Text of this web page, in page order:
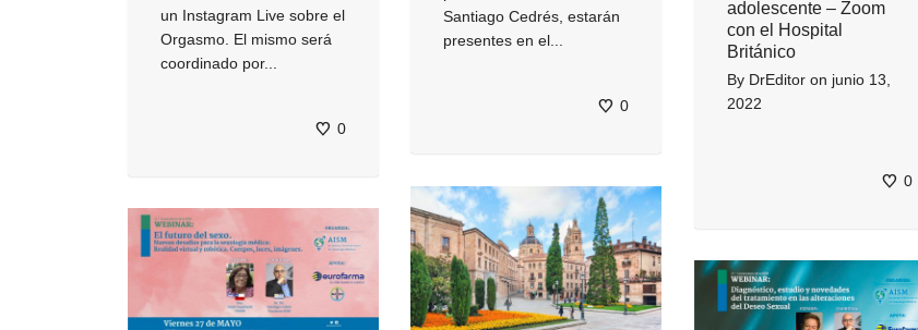
un Instagram Live sobre el
Orgasmo. El mismo será
coordinado por...
0
Santiago Cedrés, estarán
presentes en el...
0
adolescente – Zoom
con el Hospital
Británico
By DrEditor on junio 13,
2022
0